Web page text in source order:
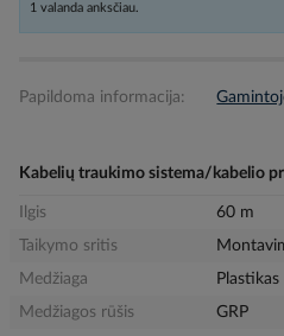
1 valanda anksčiau.
Papildoma informacija:
Kabelių traukimo sistema/kabelio
Ilgis
60 m
Taikymo sritis
Medžiaga
Plastikas
Medžiagos rūšis
GRP